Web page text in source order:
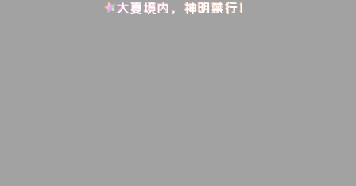
大夏境内，神明禁行！